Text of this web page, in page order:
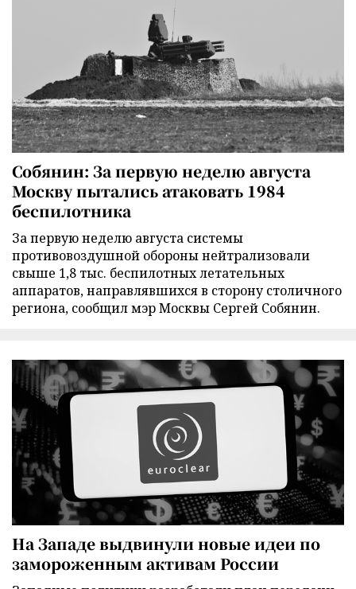
Собянин: За первую неделю августа
Москву пытались атаковать 1984
беспилотника
За первую неделю августа системы
противовоздушной обороны нейтрализовали
свыше 1,8 тыс. беспилотных летательных
аппаратов, направлявшихся в сторону столичного
региона, сообщил мэр Москвы Сергей Собянин.
На Западе выдвинули новые идеи по
замороженным активам России